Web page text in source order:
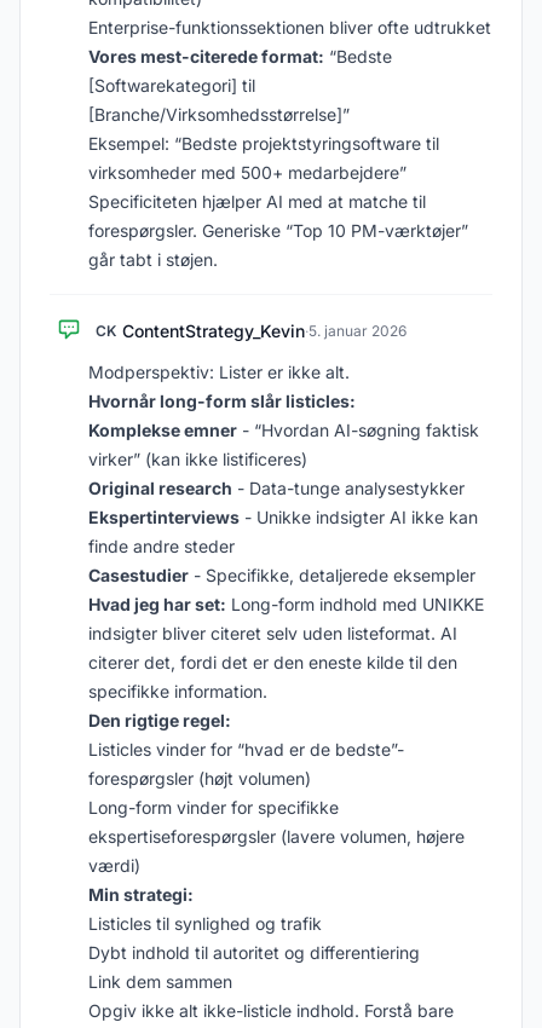
Enterprise-funktionssektionen bliver ofte udtrukket
Vores mest-citerede format: “Bedste
[Softwarekategori] til
[Branche/Virksomhedsstørrelse]”
Eksempel: “Bedste projektstyringsoftware til
virksomheder med 500+ medarbejdere”
Specificiteten hjælper AI med at matche til
forespørgsler. Generiske “Top 10 PM-værktøjer”
går tabt i støjen.
CK ContentStrategy_Kevin·5. januar 2026
Modperspektiv: Lister er ikke alt.
Hvornår long-form slår listicles:
Komplekse emner - “Hvordan AI-søgning faktisk
virker” (kan ikke listificeres)
Original research - Data-tunge analysestykker
Ekspertinterviews - Unikke indsigter AI ikke kan
finde andre steder
Casestudier - Specifikke, detaljerede eksempler
Hvad jeg har set: Long-form indhold med UNIKKE
indsigter bliver citeret selv uden listeformat. AI
citerer det, fordi det er den eneste kilde til den
specifikke information.
Den rigtige regel:
Listicles vinder for “hvad er de bedste”-
forespørgsler (højt volumen)
Long-form vinder for specifikke
ekspertiseforespørgsler (lavere volumen, højere
værdi)
Min strategi:
Listicles til synlighed og trafik
Dybt indhold til autoritet og differentiering
Link dem sammen
Opgiv ikke alt ikke-listicle indhold. Forstå bare